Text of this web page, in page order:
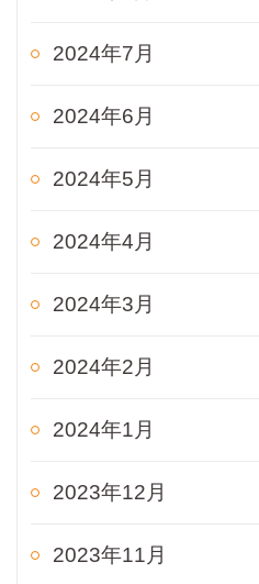
2024年7月
2024年6月
2024年5月
2024年4月
2024年3月
2024年2月
2024年1月
2023年12月
2023年11月